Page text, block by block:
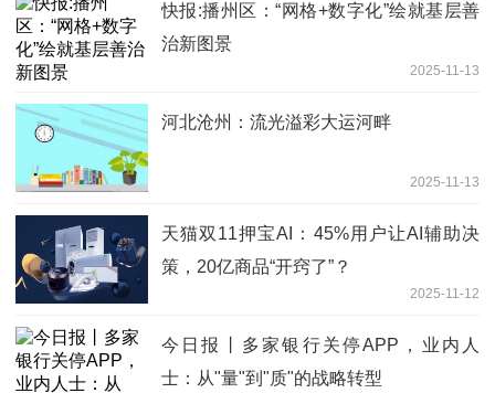
快报:播州区：“网格+数字化”绘就基层善
治新图景
2025-11-13
河北沧州：流光溢彩大运河畔
2025-11-13
天猫双11押宝AI：45%用户让AI辅助决
策，20亿商品“开窍了”？
2025-11-12
今日报丨多家银行关停APP，业内人
士：从"量"到"质"的战略转型